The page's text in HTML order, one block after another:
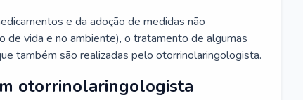
e da adoção de medidas não
de vida e no ambiente), o tratamento de algumas
também são realizadas pelo otorrinolaringologista.
otorrinolaringologista